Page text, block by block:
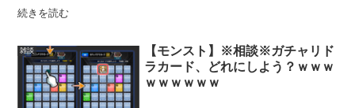
続きを読む
雑談
【モンスト】※相談※ガチャリド
ラカード、どれにしよう？ｗｗｗ
ｗｗｗｗｗｗ